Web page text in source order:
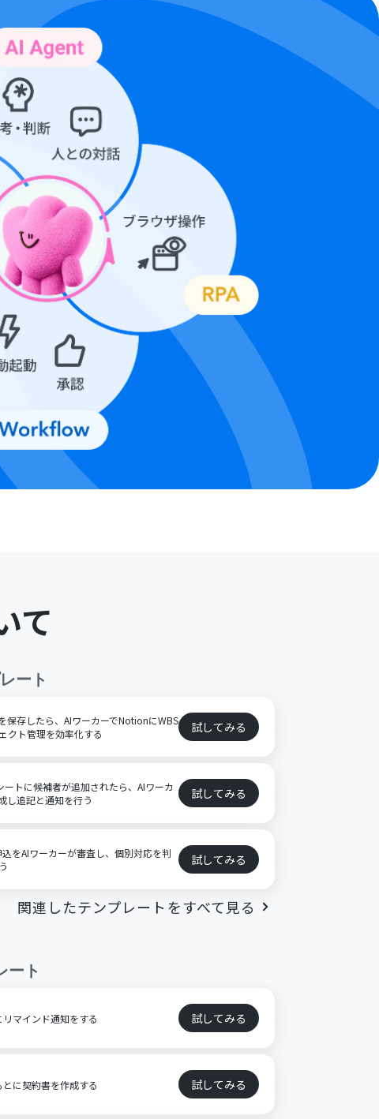
て
ート
保存したら、AIワーカーでNotionにWBS
クト管理を効率化する
試してみる
トに候補者が追加されたら、AIワーカ
し追記と通知を行う
試してみる
をAIワーカーが審査し、個別対応を判
試してみる
関連したテンプレートをすべて見る
ート
マインド通知をする 試してみる
に契約書を作成する 試してみる